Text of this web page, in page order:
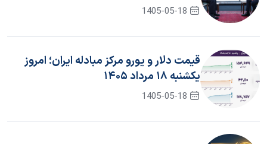
1405-05-18
قیمت دلار و یورو مرکز مبادله ایران؛ امروز
یکشنبه ۱۸ مرداد ۱۴۰۵
1405-05-18